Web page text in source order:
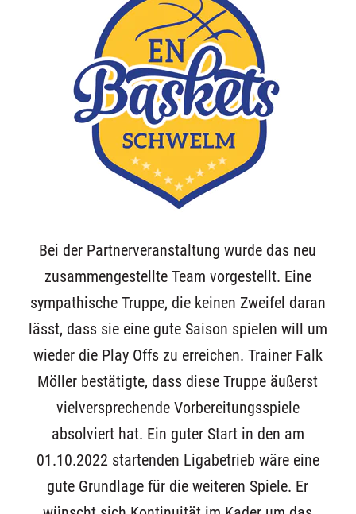
Bei der Partnerveranstaltung wurde das neu
zusammengestellte Team vorgestellt. Eine
sympathische Truppe, die keinen Zweifel daran
lässt, dass sie eine gute Saison spielen will um
wieder die Play Offs zu erreichen. Trainer Falk
Möller bestätigte, dass diese Truppe äußerst
vielversprechende Vorbereitungsspiele
absolviert hat. Ein guter Start in den am
01.10.2022 startenden Ligabetrieb wäre eine
gute Grundlage für die weiteren Spiele. Er